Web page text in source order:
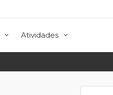
Atividades